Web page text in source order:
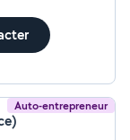
Auto-entrepreneur